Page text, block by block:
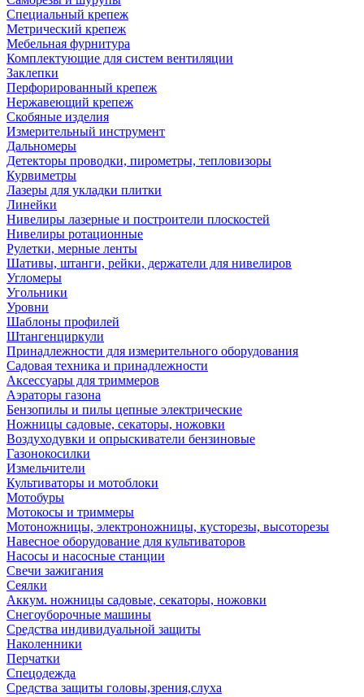
Специальный крепеж
Метрический крепеж
Мебельная фурнитура
Комплектующие для систем вентиляции
Заклепки
Перфорированный крепеж
Нержавеющий крепеж
Скобяные изделия
Измерительный инструмент
Дальномеры
Детекторы проводки, пирометры, тепловизоры
Курвиметры
Лазеры для укладки плитки
Линейки
Нивелиры лазерные и построители плоскостей
Нивелиры ротационные
Рулетки, мерные ленты
Шативы, штанги, рейки, держатели для нивелиров
Угломеры
Угольники
Уровни
Шаблоны профилей
Штангенциркули
Принадлежности для измерительного оборудования
Садовая техника и принадлежности
Аксессуары для триммеров
Аэраторы газона
Бензопилы и пилы цепные электрические
Ножницы садовые, секаторы, ножовки
Воздуходувки и опрыскиватели бензиновые
Газонокосилки
Измельчители
Культиваторы и мотоблоки
Мотобуры
Мотокосы и триммеры
Мотоножницы, электроножницы, кусторезы, высоторезы
Навесное оборудование для культиваторов
Насосы и насосные станции
Свечи зажигания
Сеялки
Аккум. ножницы садовые, секаторы, ножовки
Снегоуборочные машины
Средства индивидуальной защиты
Наколенники
Перчатки
Спецодежда
Средства защиты головы,зрения,слуха